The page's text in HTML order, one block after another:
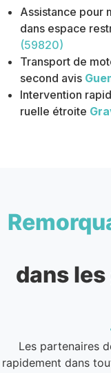
Assistance pour
dans espace
(59820)
Transport de
second avis
Intervention
ruelle étroite
dans
Les partenaires
rapidement dans